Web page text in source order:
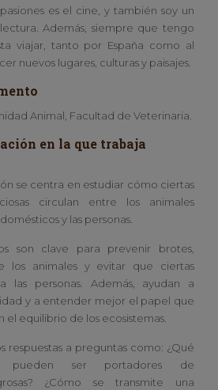
es el cine, y también soy un
Además, siempre que tengo
viajar, tanto por España como al
nuevos lugares, culturas y paisajes.
Animal, Facultad de Veterinaria.
en la que trabaja
se centra en estudiar cómo ciertas
circulan entre los animales
y las personas.
son clave para prevenir brotes,
los animales y evitar que ciertas
las personas. Además, ayudan a
y a entender mejor el papel que
el equilibrio de los ecosistemas.
respuestas a preguntas como: ¿Qué
pueden ser portadores de
¿Cómo se transmite una